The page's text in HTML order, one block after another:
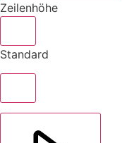
Zeilenhöhe
Standard